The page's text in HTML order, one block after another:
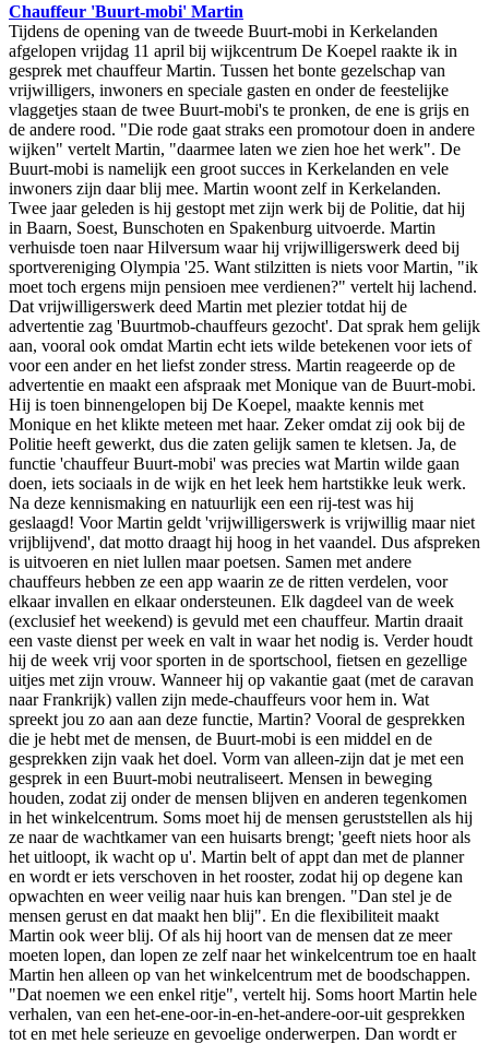
Chauffeur 'Buurt-mobi' Martin
Tijdens de opening van de tweede Buurt-mobi in Kerkelanden
afgelopen vrijdag 11 april bij wijkcentrum De Koepel raakte ik in
gesprek met chauffeur Martin. Tussen het bonte gezelschap van
vrijwilligers, inwoners en speciale gasten en onder de feestelijke
vlaggetjes staan de twee Buurt-mobi's te pronken, de ene is grijs en
de andere rood. "Die rode gaat straks een promotour doen in andere
wijken" vertelt Martin, "daarmee laten we zien hoe het werk". De
Buurt-mobi is namelijk een groot succes in Kerkelanden en vele
inwoners zijn daar blij mee. Martin woont zelf in Kerkelanden.
Twee jaar geleden is hij gestopt met zijn werk bij de Politie, dat hij
in Baarn, Soest, Bunschoten en Spakenburg uitvoerde. Martin
verhuisde toen naar Hilversum waar hij vrijwilligerswerk deed bij
sportvereniging Olympia '25. Want stilzitten is niets voor Martin, "ik
moet toch ergens mijn pensioen mee verdienen?" vertelt hij lachend.
Dat vrijwilligerswerk deed Martin met plezier totdat hij de
advertentie zag 'Buurtmob-chauffeurs gezocht'. Dat sprak hem gelijk
aan, vooral ook omdat Martin echt iets wilde betekenen voor iets of
voor een ander en het liefst zonder stress. Martin reageerde op de
advertentie en maakt een afspraak met Monique van de Buurt-mobi.
Hij is toen binnengelopen bij De Koepel, maakte kennis met
Monique en het klikte meteen met haar. Zeker omdat zij ook bij de
Politie heeft gewerkt, dus die zaten gelijk samen te kletsen. Ja, de
functie 'chauffeur Buurt-mobi' was precies wat Martin wilde gaan
doen, iets sociaals in de wijk en het leek hem hartstikke leuk werk.
Na deze kennismaking en natuurlijk een een rij-test was hij
geslaagd! Voor Martin geldt 'vrijwilligerswerk is vrijwillig maar niet
vrijblijvend', dat motto draagt hij hoog in het vaandel. Dus afspreken
is uitvoeren en niet lullen maar poetsen. Samen met andere
chauffeurs hebben ze een app waarin ze de ritten verdelen, voor
elkaar invallen en elkaar ondersteunen. Elk dagdeel van de week
(exclusief het weekend) is gevuld met een chauffeur. Martin draait
een vaste dienst per week en valt in waar het nodig is. Verder houdt
hij de week vrij voor sporten in de sportschool, fietsen en gezellige
uitjes met zijn vrouw. Wanneer hij op vakantie gaat (met de caravan
naar Frankrijk) vallen zijn mede-chauffeurs voor hem in. Wat
spreekt jou zo aan aan deze functie, Martin? Vooral de gesprekken
die je hebt met de mensen, de Buurt-mobi is een middel en de
gesprekken zijn vaak het doel. Vorm van alleen-zijn dat je met een
gesprek in een Buurt-mobi neutraliseert. Mensen in beweging
houden, zodat zij onder de mensen blijven en anderen tegenkomen
in het winkelcentrum. Soms moet hij de mensen geruststellen als hij
ze naar de wachtkamer van een huisarts brengt; 'geeft niets hoor als
het uitloopt, ik wacht op u'. Martin belt of appt dan met de planner
en wordt er iets verschoven in het rooster, zodat hij op degene kan
opwachten en weer veilig naar huis kan brengen. "Dan stel je de
mensen gerust en dat maakt hen blij". En die flexibiliteit maakt
Martin ook weer blij. Of als hij hoort van de mensen dat ze meer
moeten lopen, dan lopen ze zelf naar het winkelcentrum toe en haalt
Martin hen alleen op van het winkelcentrum met de boodschappen.
"Dat noemen we een enkel ritje", vertelt hij. Soms hoort Martin hele
verhalen, van een het-ene-oor-in-en-het-andere-oor-uit gesprekken
tot en met hele serieuze en gevoelige onderwerpen. Dan wordt er